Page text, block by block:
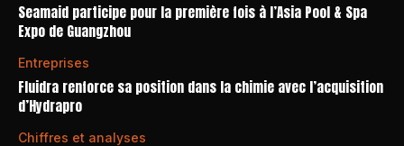
Seamaid participe pour la première fois à l’Asia Pool & Spa
Expo de Guangzhou
Entreprises
Fluidra renforce sa position dans la chimie avec l’acquisition
d’Hydrapro
Chiffres et analyses